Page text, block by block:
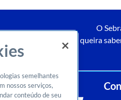
O
Caso queira
semelhantes
nossos serviços,
conteúdo de seu